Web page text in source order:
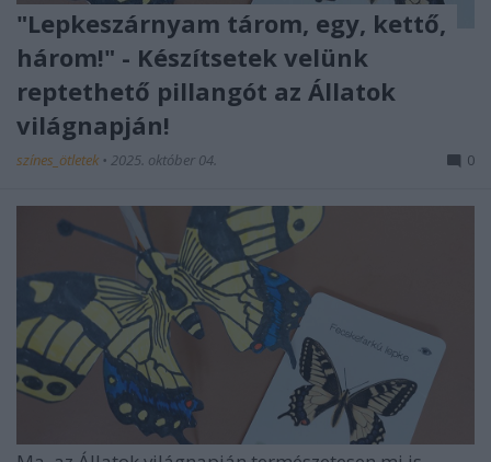
"Lepkeszárnyam tárom, egy, kettő,
három!" - Készítsetek velünk
reptethető pillangót az Állatok
világnapján!
színes_ötletek • 2025. október 04. 0